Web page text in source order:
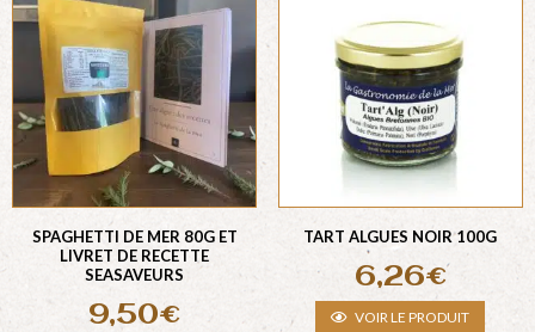
SPAGHETTI DE MER 80G ET
LIVRET DE RECETTE
SEASAVEURS
9,50€
TART ALGUES NOIR 100G
6,26€
VOIR LE PRODUIT